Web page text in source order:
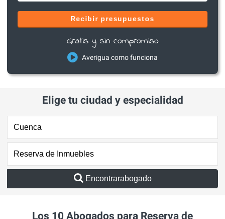
Recibir presupuestos
Gratis y sin compromiso
Averigua como funciona
Elige tu ciudad y especialidad
Encontrarabogado
Los 10 Abogados para Reserva de